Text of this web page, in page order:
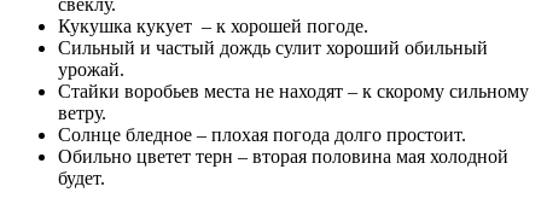
Кукушка кукует – к хорошей погоде.
Сильный и частый дождь сулит хороший обильный
урожай.
Стайки воробьев места не находят – к скорому сильному
ветру.
Солнце бледное – плохая погода долго простоит.
Обильно цветет терн – вторая половина мая холодной
будет.